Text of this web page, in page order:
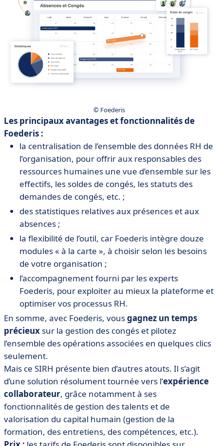
© Foederis
Les principaux avantages et fonctionnalités de
Foederis :
la centralisation de l’ensemble des données RH de
l’organisation, pour offrir aux responsables des
ressources humaines une vue d’ensemble sur les
effectifs, les soldes de congés, les statuts des
demandes de congés, etc. ;
des statistiques relatives aux présences et aux
absences ;
la flexibilité de l’outil, car Foederis intègre douze
modules « à la carte », à choisir selon les besoins
de votre organisation ;
l’accompagnement fourni par les experts
Foederis, pour exploiter au mieux la plateforme et
optimiser vos processus RH.
En somme, avec Foederis, vousgagnez un temps
précieux sur la gestion des congés et pilotez
l’ensemble des opérations associées en quelques clics
seulement.
Mais ce SIRH présente bien d’autres atouts. Il s’agit
d’une solution résolument tournée vers l’expérience
collaborateur, grâce notamment à ses
fonctionnalités de gestion des talents et de
valorisation du capital humain (gestion de la
formation, des entretiens, des compétences, etc.).